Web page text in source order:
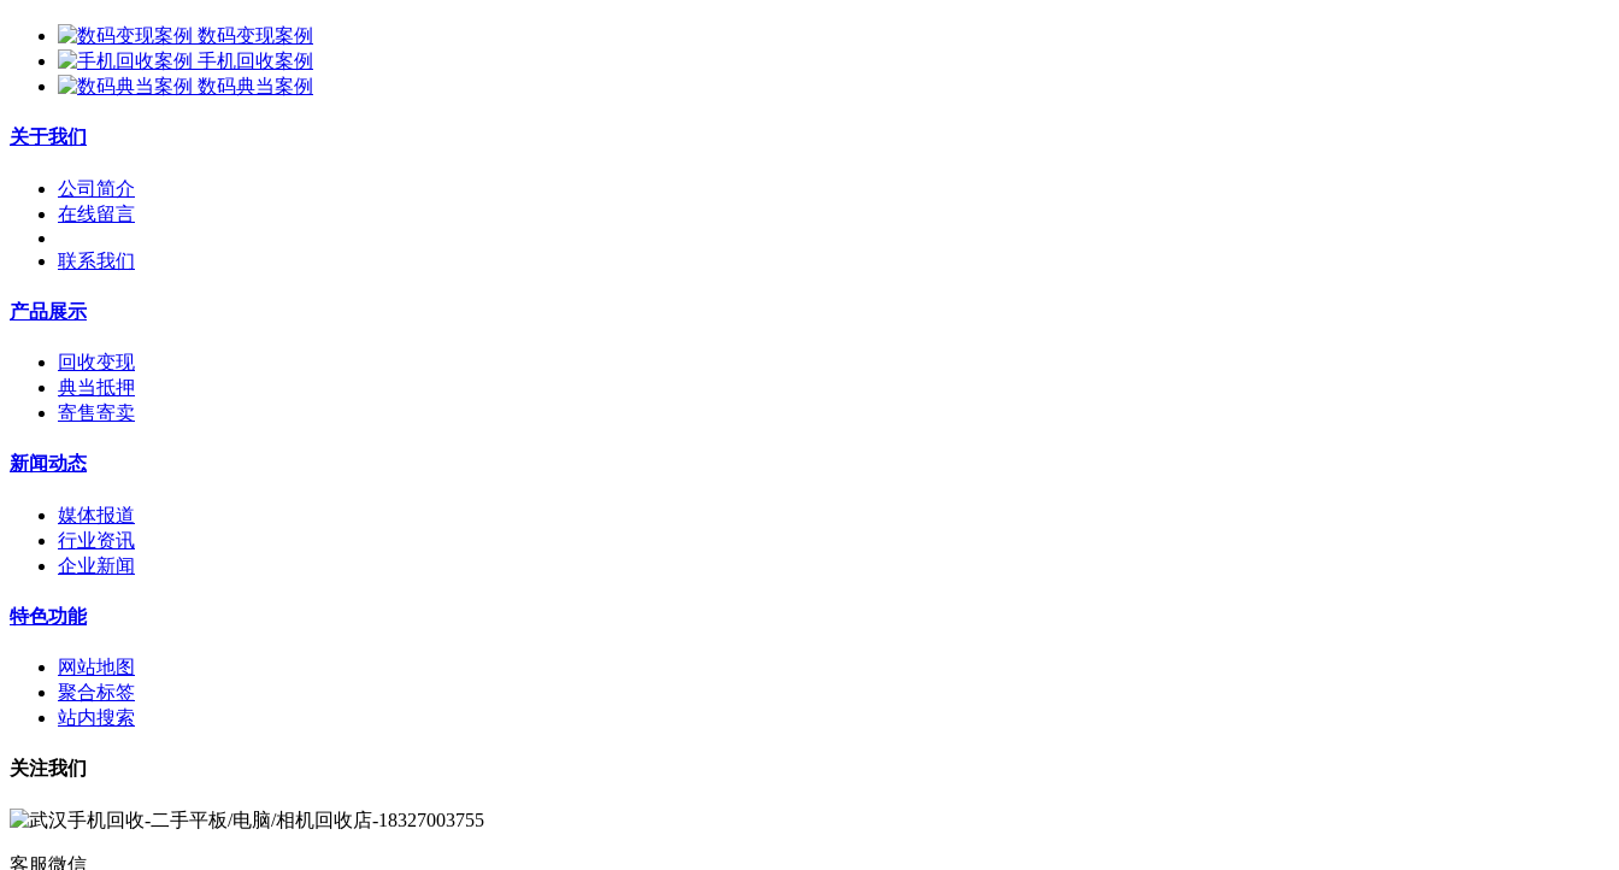
数码变现案例
手机回收案例
数码典当案例
关于我们
公司简介
在线留言
联系我们
产品展示
回收变现
典当抵押
寄售寄卖
新闻动态
媒体报道
行业资讯
企业新闻
特色功能
网站地图
聚合标签
站内搜索
关注我们
客服微信